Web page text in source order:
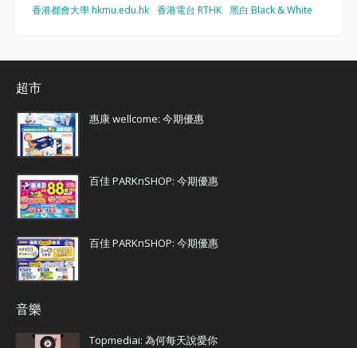
香港都會大學 hkmu.edu.hk 香港電台 RTHK 黑白 Black & White
超市
惠康 wellcome: 今期優惠
百佳 PARKnSHOP: 今期優惠
百佳 PARKnSHOP: 今期優惠
音樂
Topmediai: 為何每天說愛你